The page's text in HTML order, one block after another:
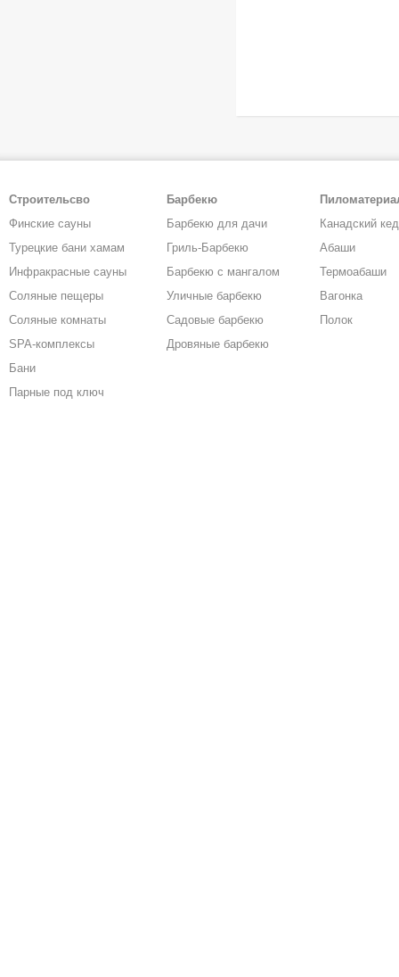
Строительсво
Финские сауны
Турецкие бани хамам
Инфракрасные сауны
Соляные пещеры
Соляные комнаты
SPA-комплексы
Бани
Парные под ключ
Барбекю
Барбекю для дачи
Гриль-Барбекю
Барбекю с мангалом
Уличные барбекю
Садовые барбекю
Дровяные барбекю
Канадский
Абаши
Термоабаши
Вагонка
Полок